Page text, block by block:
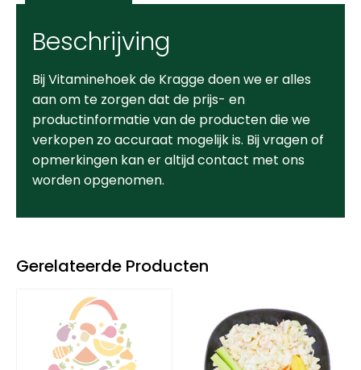
Gerelateerde Producten
Beschrijving
Bij Vitaminehoek de Kragge doen we er alles
aan om te zorgen dat de prijs- en
productinformatie van de producten die we
verkopen zo accuraat mogelijk is. Bij vragen of
opmerkingen kan er altijd contact met ons
worden opgenomen.